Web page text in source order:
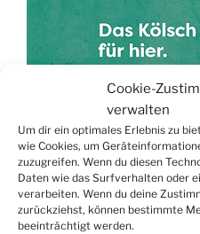
Cookie-
verwalten
Um dir ein optimales Erlebnis zu
wie Cookies, um
zuzugreifen. Wenn du diesen
Daten wie das Surfverhalten oder
verarbeiten. Wenn du deine
zurückziehst, können bestimmte
beeinträchtigt werden.
TERMINE
21.06. bis
30.08.
Biergarten-
Brauerei